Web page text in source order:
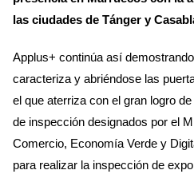
las ciudades de Tánger y
Applus+ continúa así
caracteriza y abriéndose las
el que aterriza con el gran logro
de inspección designados por el
Comercio, Economía Verde y
para realizar la inspección de